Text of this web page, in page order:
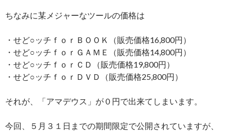
ちなみに某メジャーなツールの価格は
・せど○ッチｆｏｒＢＯＯＫ（販売価格16,800円）
・せど○ッチｆｏｒＧＡＭＥ（販売価格14,800円）
・せど○ッチｆｏｒＣＤ（販売価格19,800円）
・せど○ッチｆｏｒＤＶＤ（販売価格25,800円）
それが、「アマデウス」が０円で出来てしまいます。
今回、５月３１日までの期間限定で公開されていますが、